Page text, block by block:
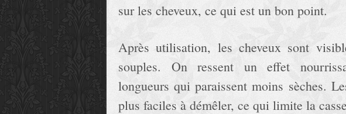
sur les cheveux, ce qui est un bon point.
Après utilisation, les cheveux sont
souples. On ressent un effet
longueurs qui paraissent moins sèches.
plus faciles à démêler, ce qui limite la